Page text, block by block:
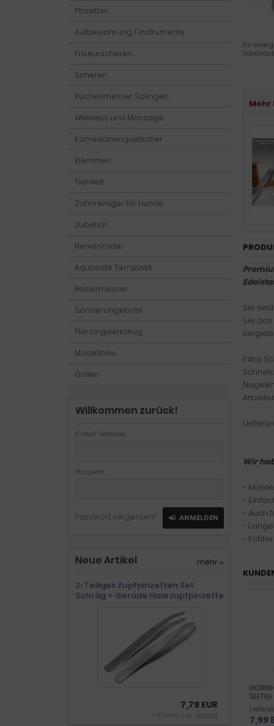
Für eine
Mehr
Sie
Sie
Extra
Wir
-
-
- Auch
-
-
7,99
Pinzetten
Aufbewahrung / Instrumente
Friseurscheren
Scheren
Küchenmesser Solingen
Wellness und Massage
Komedonenquetscher
Klemmen
Tierwelt
Zahnreiniger für Hunde
Zubehör
Nervenräder
Aquaristik Terraristik
Rasiermesser
Sonderangebote
Piercingwerkzeug
Modellbau
Grillen
Willkommen zurück!
E-Mail-Adresse:
Passwort:
Passwort vergessen? ANMELDEN
Neue Artikel mehr »
2-Teiliges Zupfpinzetten Set
Schräg + Gerade Haarzupfpinzette
7,79 EUR
inkl .MwSt., zzgl. Versand